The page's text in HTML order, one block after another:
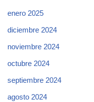
enero 2025
diciembre 2024
noviembre 2024
octubre 2024
septiembre 2024
agosto 2024